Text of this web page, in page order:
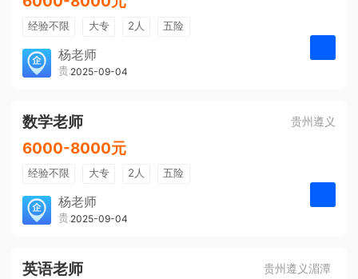
经验不限 大专 2人
五险
带薪年假
年终奖
免费培训
包住宿
杨老师
贵州大美前程文化发展有限公司
2025-09-04
数学老师 贵州遵义
6000-8000元
经验不限 大专 2人
五险
带薪年假
年终奖
免费培训
包住宿
杨老师
贵州大美前程文化发展有限公司
2025-09-04
英语老师
贵州遵义湄潭